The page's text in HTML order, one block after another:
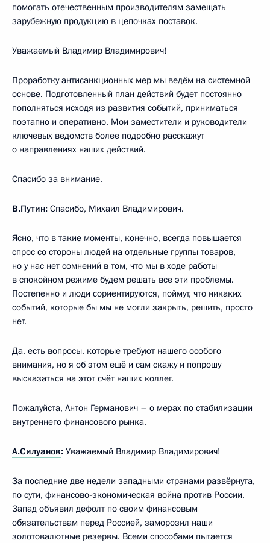
помогать отечественным производителям замещать
зарубежную продукцию в цепочках поставок.
Уважаемый Владимир Владимирович!
Проработку антисанкционных мер мы ведём на системной
основе. Подготовленный план действий будет постоянно
пополняться исходя из развития событий, приниматься
поэтапно и оперативно. Мои заместители и руководители
ключевых ведомств более подробно расскажут
о направлениях наших действий.
Спасибо за внимание.
В.Путин: Спасибо, Михаил Владимирович.
Ясно, что в такие моменты, конечно, всегда повышается
спрос со стороны людей на отдельные группы товаров,
но у нас нет сомнений в том, что мы в ходе работы
в спокойном режиме будем решать все эти проблемы.
Постепенно и люди сориентируются, поймут, что никаких
событий, которые бы мы не могли закрыть, решить, просто
нет.
Да, есть вопросы, которые требуют нашего особого
внимания, но я об этом ещё и сам скажу и попрошу
высказаться на этот счёт наших коллег.
Пожалуйста, Антон Германович – о мерах по стабилизации
внутреннего финансового рынка.
А.Силуанов: Уважаемый Владимир Владимирович!
За последние две недели западными странами развёрнута,
по сути, финансово-экономическая война против России.
Запад объявил дефолт по своим финансовым
обязательствам перед Россией, заморозил наши
золотовалютные резервы. Всеми способами пытается